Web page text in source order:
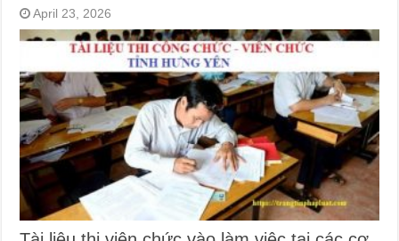
April 23, 2026